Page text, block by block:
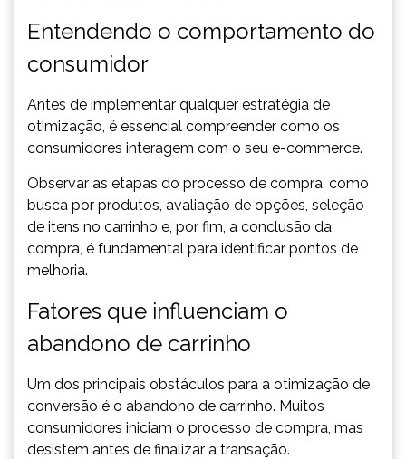
Entendendo o comportamento do
consumidor
Antes de implementar qualquer estratégia de
otimização, é essencial compreender como os
consumidores interagem com o seu e-commerce.
Observar as etapas do processo de compra, como
busca por produtos, avaliação de opções, seleção
de itens no carrinho e, por fim, a conclusão da
compra, é fundamental para identificar pontos de
melhoria.
Fatores que influenciam o
abandono de carrinho
Um dos principais obstáculos para a otimização de
conversão é o abandono de carrinho. Muitos
consumidores iniciam o processo de compra, mas
desistem antes de finalizar a transação.